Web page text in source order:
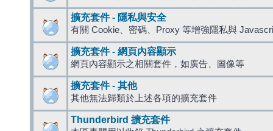
擴充套件 - 隱私與安全
有關 Cookie、密碼、Proxy 等增強隱私與
擴充套件 - 網頁內容顯示
網頁內容顯示之相關套件，如廣告、圖像等
擴充套件 - 其他
其他無法歸類於上述各項的擴充套件
Thunderbird 擴充套件